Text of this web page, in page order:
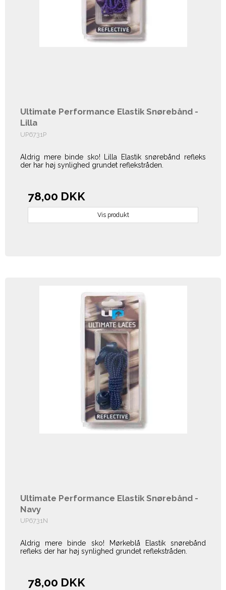
Ultimate Performance Elastik Snørebånd -
Lilla
UP6731P
Aldrig mere binde sko! Lilla Elastik snørebånd refleks
der har høj synlighed grundet reflekstråden.
78,00 DKK
Vis produkt
Ultimate Performance Elastik Snørebånd -
Navy
UP6731N
Aldrig mere binde sko! Mørkeblå Elastik snørebånd
refleks der har høj synlighed grundet reflekstråden.
78,00 DKK